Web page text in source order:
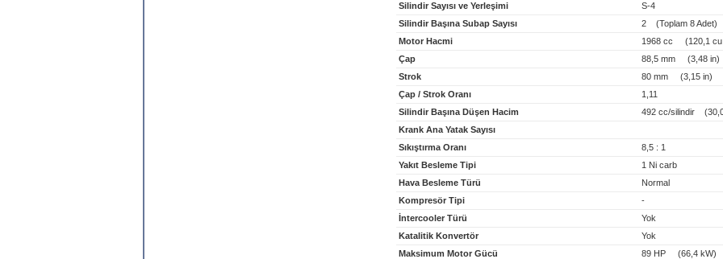
Silindir Sayısı ve Yerleşimi
S-4
Silindir Başına Subap Sayısı
2 (Toplam 8 Adet)
Motor Hacmi
1968 cc (120,1 cu
Çap
88,5 mm (3,48 in)
Strok
80 mm (3,15 in)
Çap / Strok Oranı
1,11
Silindir Başına Düşen Hacim
492 cc/silindir
Krank Ana Yatak Sayısı
Sıkıştırma Oranı
8,5 : 1
Yakıt Besleme Tipi
1 Ni carb
Hava Besleme Türü
Normal
Kompresör Tipi
-
İntercooler Türü
Yok
Katalitik Konvertör
Yok
Maksimum Motor Gücü
89 HP (66,4 kW)